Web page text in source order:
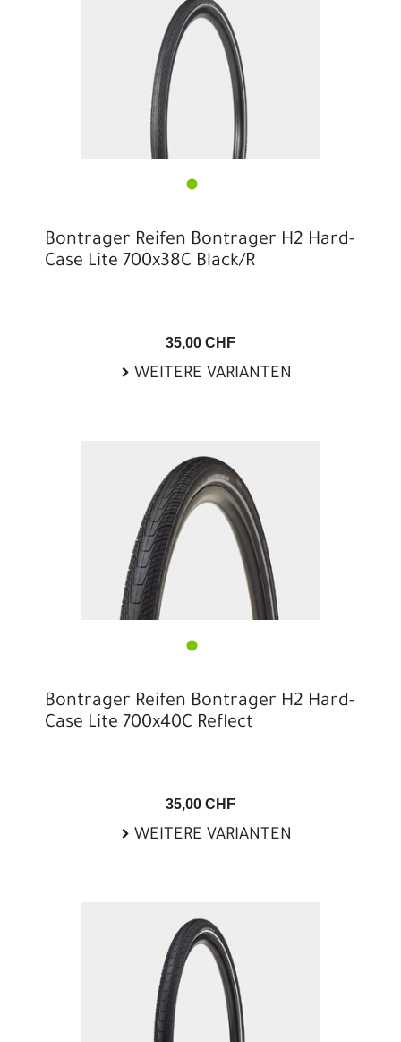
Bontrager Reifen Bontrager H2 Hard-
Case Lite 700x38C Black/R
35,00 CHF
WEITERE VARIANTEN
Bontrager Reifen Bontrager H2 Hard-
Case Lite 700x40C Reflect
35,00 CHF
WEITERE VARIANTEN